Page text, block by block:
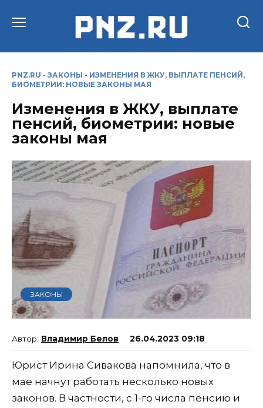
PNZ.RU - ЗАКОНЫ - ИЗМЕНЕНИЯ В ЖКУ, ВЫПЛАТЕ ПЕНСИЙ,
БИОМЕТРИИ: НОВЫЕ ЗАКОНЫ МАЯ
Изменения в ЖКУ, выплате
пенсий, биометрии: новые
законы мая
ЗАКОНЫ
Владимир Белов 26.04.2023 09:18
Юрист Ирина Сивакова напомнила, что в
мае начнут работать несколько новых
законов. В частности, с 1-го числа пенсию и